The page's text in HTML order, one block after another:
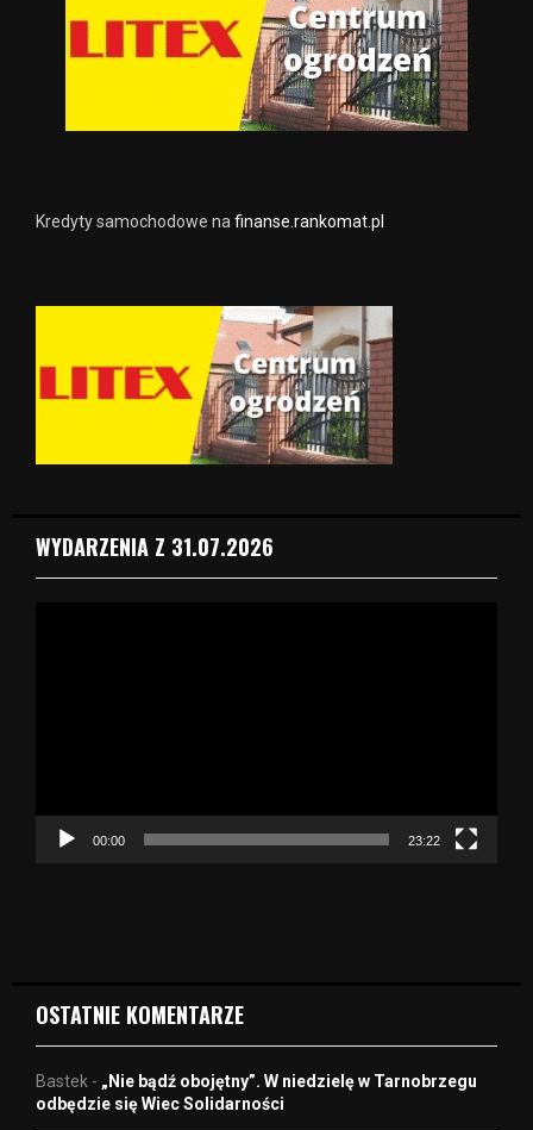
Kredyty samochodowe na finanse.rankomat.pl
WYDARZENIA Z 31.07.2026
c
00:00 23:22
OSTATNIE KOMENTARZE
Bastek - „Nie bądź obojętny”. W niedzielę w Tarnobrzegu
odbędzie się Wiec Solidarności